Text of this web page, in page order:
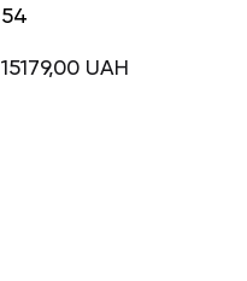
54
15179,00 UAH